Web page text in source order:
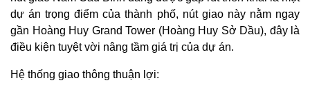
dự án trọng điểm của thành phố, nút giao này nằm ngay
gần Hoàng Huy Grand Tower (Hoàng Huy Sở Dầu), đây là
điều kiện tuyệt vời nâng tầm giá trị của dự án.
Hệ thống giao thông thuận lợi: